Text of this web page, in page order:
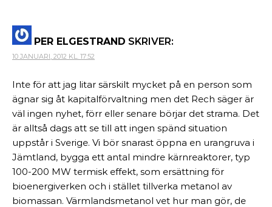
PER ELGESTRAND SKRIVER:
10 JANUARI, 2012 KL. 17:52
Inte för att jag litar särskilt mycket på en person som
ägnar sig åt kapitalförvaltning men det Rech säger är
väl ingen nyhet, förr eller senare börjar det strama. Det
är alltså dags att se till att ingen spänd situation
uppstår i Sverige. Vi bör snarast öppna en urangruva i
Jämtland, bygga ett antal mindre kärnreaktorer, typ
100-200 MW termisk effekt, som ersättning för
bioenergiverken och i stället tillverka metanol av
biomassan. Värmlandsmetanol vet hur man gör, de